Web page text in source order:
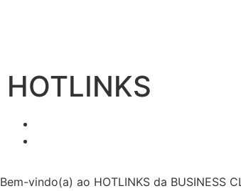
HOTLINKS
Bem-vindo(a) ao HOTLINKS da